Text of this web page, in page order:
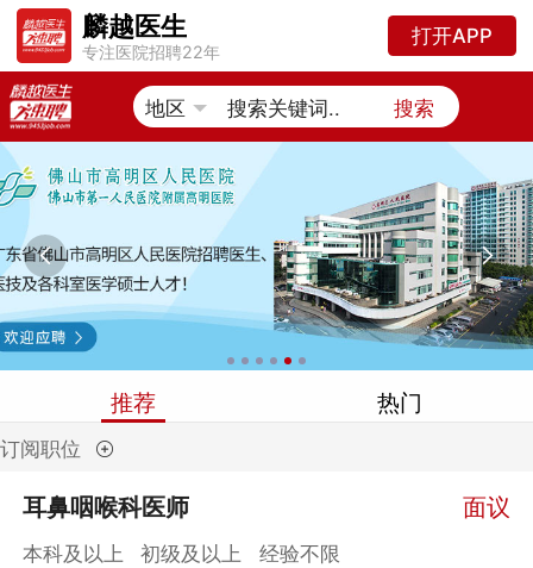
麟越医生
专注医院招聘22年
打开APP
搜索
 
推荐 热门
订阅职位
耳鼻咽喉科医师 面议
本科及以上 初级及以上
经验不限